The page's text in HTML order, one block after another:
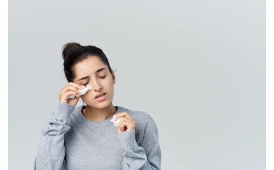
Simav
Siyaset
Tavşanlı
Teknoloji